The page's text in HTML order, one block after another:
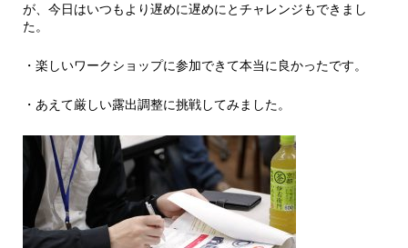
が、今日はいつもより遅めに遅めにとチャレンジもできまし
た。
・楽しいワークショップに参加できて本当に良かったです。
・あえて厳しい露出調整に挑戦してみました。